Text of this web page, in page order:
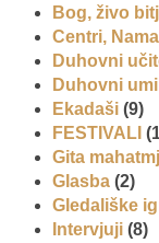
Bog, živo
Centri,
Duhovni
Duhovni
Ekadaši (9)
FESTIVALI
Gita
Glasba (2)
Gledališke
Intervjuji (8)